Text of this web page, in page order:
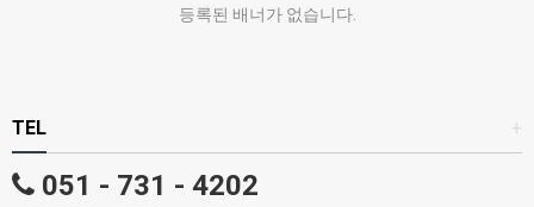
등록된 배너가 없습니다.
+
TEL
051 - 731 - 4202